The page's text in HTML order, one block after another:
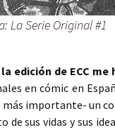
La Serie Original #1
la edición de ECC
en cómic en
más importante- un
de sus vidas y sus